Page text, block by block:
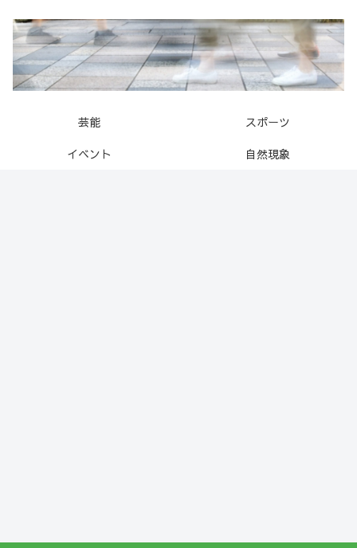
芸能
スポーツ
イベント
自然現象